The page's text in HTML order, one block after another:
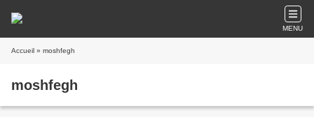
MENU
Accueil » moshfegh
moshfegh